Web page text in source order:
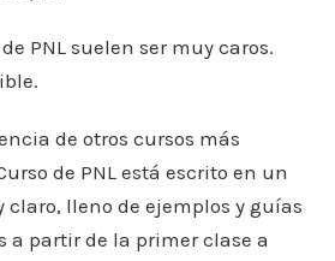
PNL suelen ser muy caros.
de otros cursos más
de PNL está escrito en un
lleno de ejemplos y guías
a partir de la primer clase a